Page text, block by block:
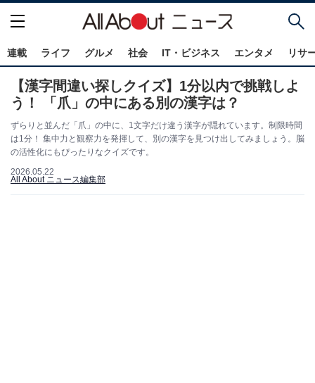
連載 ライフ グルメ 社会 IT・ビジネス エンタメ リサ
【漢字間違い探しクイズ】1分以内で挑戦しよ
う！ 「爪」の中にある別の漢字は？
ずらりと並んだ「爪」の中に、1文字だけ違う漢字が隠れています。制限時間
は1分！ 集中力と観察力を発揮して、別の漢字を見つけ出してみましょう。脳
の活性化にもぴったりなクイズです。
2026.05.22
All About ニュース編集部